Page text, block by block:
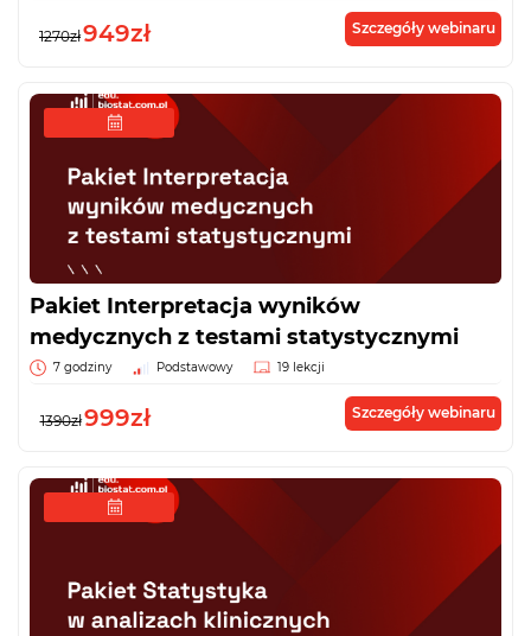
1270zł949zł Szczegóły webinaru
Pakiet Interpretacja wyników
medycznych z testami statystycznymi
7 godziny Podstawowy 19 lekcji
1390zł999zł Szczegóły webinaru